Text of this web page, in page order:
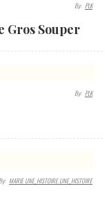
By: PLK
Gros Souper
By: PLK
MARIE UNE_HISTOIRE.UNE_HISTOIRE